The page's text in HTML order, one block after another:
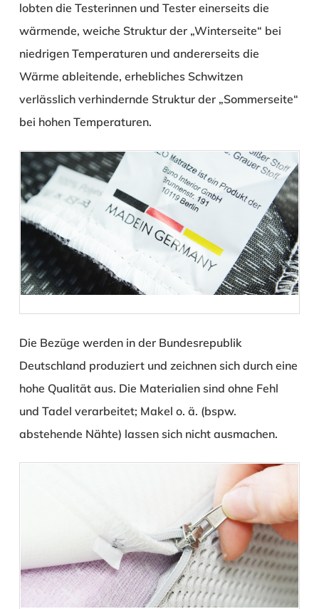
lobten die Testerinnen und Tester einerseits die
wärmende, weiche Struktur der „Winterseite“ bei
niedrigen Temperaturen und andererseits die
Wärme ableitende, erhebliches Schwitzen
verlässlich verhindernde Struktur der „Sommerseite“
bei hohen Temperaturen.
Die Bezüge werden in der Bundesrepublik
Deutschland produziert und zeichnen sich durch eine
hohe Qualität aus. Die Materialien sind ohne Fehl
und Tadel verarbeitet; Makel o. ä. (bspw.
abstehende Nähte) lassen sich nicht ausmachen.